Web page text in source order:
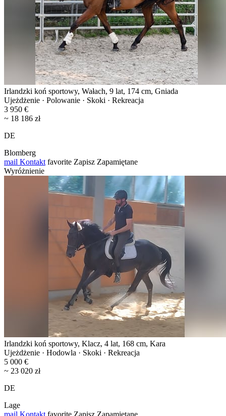
Irlandzki koń sportowy, Wałach, 9 lat, 174 cm, Gniada
Ujeżdżenie · Polowanie · Skoki · Rekreacja
3 950 €
~ 18 186 zł
DE
Blomberg
mail Kontakt favorite Zapisz Zapamiętane
Wyróżnienie
Irlandzki koń sportowy, Klacz, 4 lat, 168 cm, Kara
Ujeżdżenie · Hodowla · Skoki · Rekreacja
5 000 €
~ 23 020 zł
DE
Lage
mail Kontakt favorite Zapisz Zapamiętane